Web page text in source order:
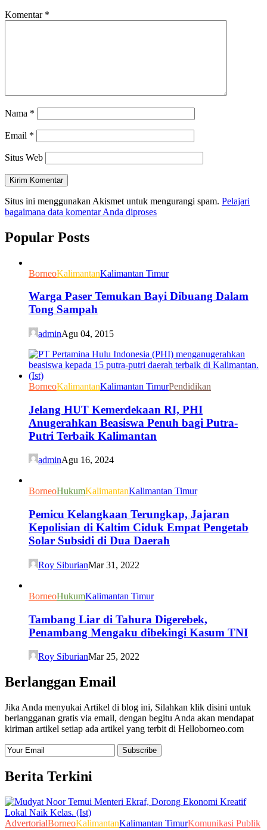
Komentar *
Nama *
Email *
Situs Web
Situs ini menggunakan Akismet untuk mengurangi spam. Pelajari
bagaimana data komentar Anda diproses
Popular Posts
BorneoKalimantanKalimantan Timur
Warga Paser Temukan Bayi Dibuang Dalam
Tong Sampah
adminAgu 04, 2015
BorneoKalimantanKalimantan TimurPendidikan
Jelang HUT Kemerdekaan RI, PHI
Anugerahkan Beasiswa Penuh bagi Putra-
Putri Terbaik Kalimantan
adminAgu 16, 2024
BorneoHukumKalimantanKalimantan Timur
Pemicu Kelangkaan Terungkap, Jajaran
Kepolisian di Kaltim Ciduk Empat Pengetab
Solar Subsidi di Dua Daerah
Roy SiburianMar 31, 2022
BorneoHukumKalimantan Timur
Tambang Liar di Tahura Digerebek,
Penambang Mengaku dibekingi Kasum TNI
Roy SiburianMar 25, 2022
Berlanggan Email
Jika Anda menyukai Artikel di blog ini, Silahkan klik disini untuk
berlangganan gratis via email, dengan begitu Anda akan mendapat
kiriman artikel setiap ada artikel yang terbit di Helloborneo.com
Berita Terkini
AdvertorialBorneoKalimantanKalimantan TimurKomunikasi Publik